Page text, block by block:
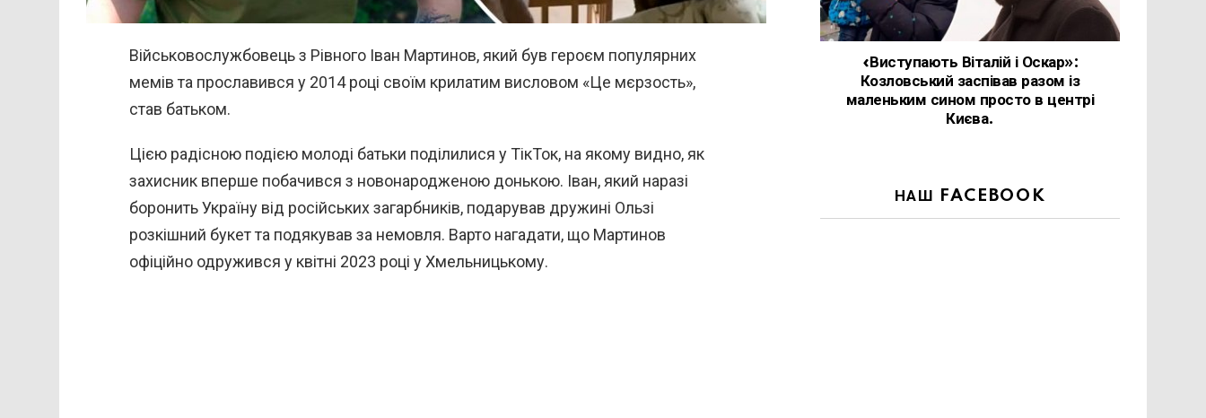
Військовослужбовець з Рівного Іван Мартинов, який був героєм популярних
мемів та прославився у 2014 році своїм крилатим висловом «Це мєрзость»,
став батьком.
Цією радісною подією молоді батьки поділилися у ТікТок, на якому видно, як
захисник вперше побачився з новонародженою донькою. Іван, який наразі
боронить Україну від російських загарбників, подарував дружині Ользі
розкішний букет та подякував за немовля. Варто нагадати, що Мартинов
офіційно одружився у квітні 2023 році у Хмельницькому.
«Виступають Віталій і Оскар»:
Козловський заспівав разом із
маленьким сином просто в центрі
Києва.
НАШ FACEBOOK